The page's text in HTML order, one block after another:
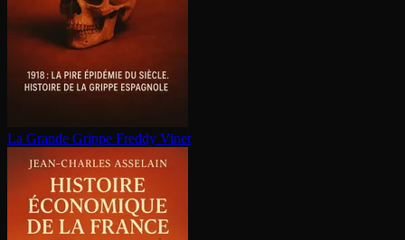
La Grande Grippe Freddy Vinet